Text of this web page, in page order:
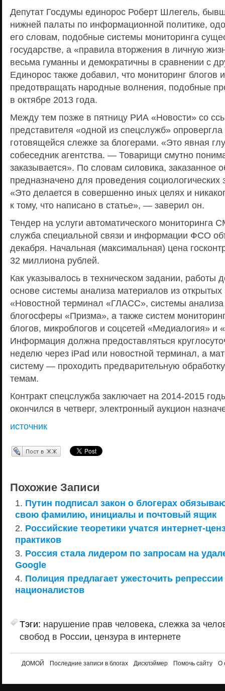
Депутат Госдумы единорос Роберт Шлегель,
нижней палаты по информационной политике,
его словам, подобные системы мониторинга
государстве, а «правила вторжения в личную
весьма гуманны и демократичны в сравнении с
Единорос также добавил, что мониторинг блогов
предотвращать народные волнения, подобные
в октябре 2013 года.
Между тем позже в пятницу РИА «Новости» со
представителя «одной из спецслужб»
готовящейся слежке за блогерами. «Это явная
собеседник агентства. — Товарищи смутно
заказывается». По словам силовика, заказанное
предназначено для проведения социологических
«Это делается в совершенно иных целях и
к тому, что написано в статье», — заверил он.
Тендер на услуги автоматического мониторинга
служба специальной связи и информации ФСО
декабря. Начальная (максимальная) цена
32 миллиона рублей.
Как указывалось в техническом задании, работы
основе системы анализа материалов из открытых
«Новостной терминал «ГЛАСС», системы
блогосферы «Призма», а также систем
блогов, микроблогов и соцсетей «Медиалогия»
Информация должна предоставляться
неделю через iPad или новостной терминал, а
систему — проходить предварительную
темам.
Контракт спецслужба заключает на 2014-2015
окончился в четверг, электронный аукцион
источник
Перепост в ЖЖ
Похожие Записи
Путин подписал закон о блогерах
свою фамилию, инициалы и почтовый ящик
Российские теоретики учатся интернет-
практиков
Россия стала лидером по запросам на
Google
Полиция предлагает ужесточить
националистов
Тэги: нарушение прав человека, слежка за
свобод в России, цензура в интернете
ДОМОЙ Последние записи в блогах Дисклэймер Помочь сайту О